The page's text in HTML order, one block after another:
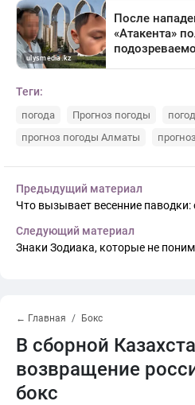
Теги:
погода Прогноз погоды
прогноз погоды Алматы
Предыдущий материал
Что вызывает весенние паводки:
Следующий материал
Знаки Зодиака, которые не
← Главная Бокс
В сборной
возвращение
бокс